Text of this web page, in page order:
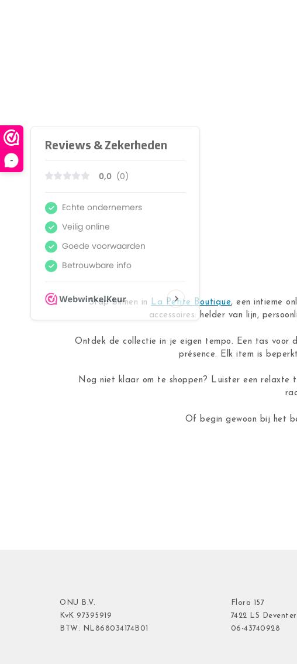
-
Stap binnen in La Petite Boutique, een intieme
accessoires: helder van lijn,
Ontdek de collectie in je eigen tempo. Een tas voor
présence. Elk item is
Nog niet klaar om te shoppen? Luister een relaxte
Of begin gewoon bij het
ONU B.V.
KvK 97395919
BTW: NL868034174B01
Flora 157
7422 LS Deventer
06-43740928